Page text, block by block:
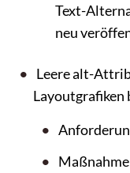
Text-
neu
Leere alt-